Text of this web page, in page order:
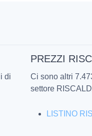
di
PREZZI
Ci sono altri
settore
LISTINO